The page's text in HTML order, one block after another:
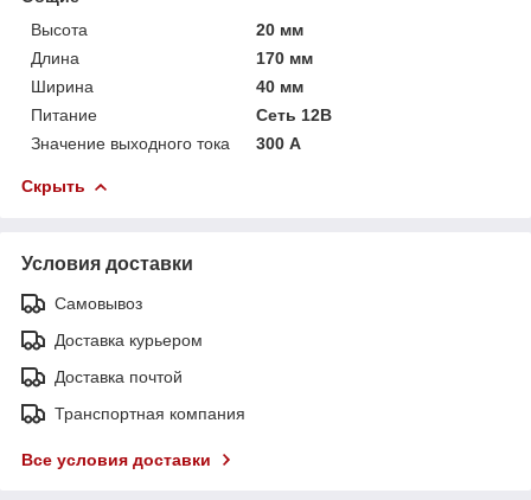
Высота
20 мм
Длина
170 мм
Ширина
40 мм
Питание
Сеть 12В
Значение выходного тока
300 А
Скрыть
Условия доставки
Самовывоз
Доставка курьером
Доставка почтой
Транспортная компания
Все условия доставки